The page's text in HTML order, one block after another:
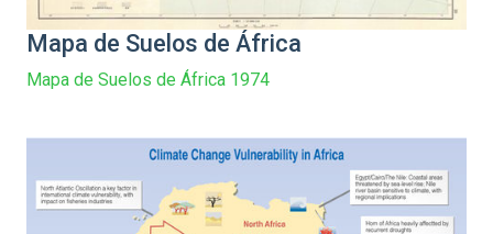
Mapa de Suelos de África
Mapa de Suelos de África 1974